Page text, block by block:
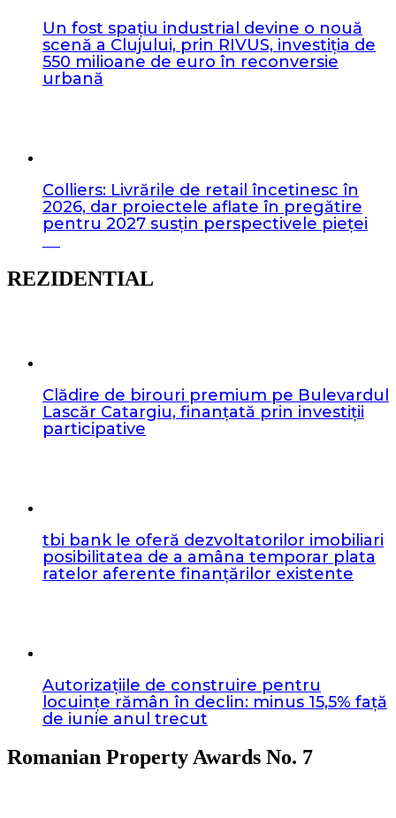
Un fost spațiu industrial devine o nouă
scenă a Clujului, prin RIVUS, investiția de
550 milioane de euro în reconversie
urbană
Colliers: Livrările de retail încetinesc în
2026, dar proiectele aflate în pregătire
pentru 2027 susțin perspectivele pieței
REZIDENTIAL
Clădire de birouri premium pe Bulevardul
Lascăr Catargiu, finanțată prin investiții
participative
tbi bank le oferă dezvoltatorilor imobiliari
posibilitatea de a amâna temporar plata
ratelor aferente finanțărilor existente
Autorizațiile de construire pentru
locuințe rămân în declin: minus 15,5% față
de iunie anul trecut
Romanian Property Awards No. 7